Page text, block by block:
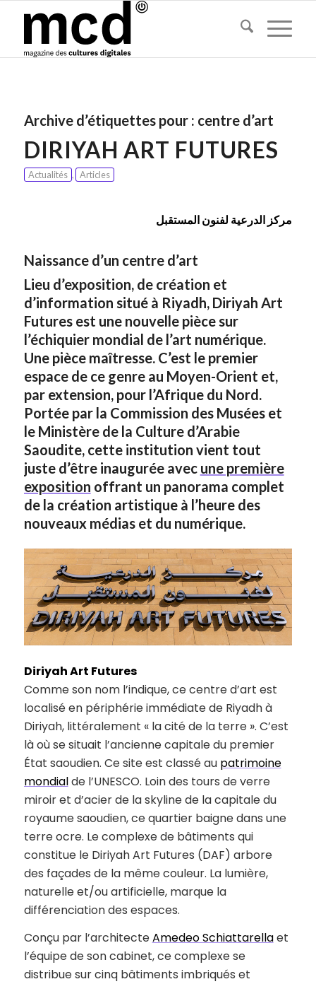
Archive d’étiquettes pour : centre d’art
DIRIYAH ART FUTURES
Actualités , Articles
مركز الدرعية لفنون المستقبل
Naissance d’un centre d’art
Lieu d’exposition, de création et
d’information situé à Riyadh, Diriyah Art
Futures est une nouvelle pièce sur
l’échiquier mondial de l’art numérique.
Une pièce maîtresse. C’est le premier
espace de ce genre au Moyen-Orient et,
par extension, pour l’Afrique du Nord.
Portée par la Commission des Musées et
le Ministère de la Culture d’Arabie
Saoudite, cette institution vient tout
juste d’être inaugurée avec une première
exposition offrant un panorama complet
de la création artistique à l’heure des
nouveaux médias et du numérique.
Diriyah Art Futures
Comme son nom l’indique, ce centre d’art est
localisé en périphérie immédiate de Riyadh à
Diriyah, littéralement « la cité de la terre ». C’est
là où se situait l’ancienne capitale du premier
État saoudien. Ce site est classé au patrimoine
mondialde l’UNESCO. Loin des tours de verre
miroir et d’acier de la skyline de la capitale du
royaume saoudien, ce quartier baigne dans une
terre ocre. Le complexe de bâtiments qui
constitue le Diriyah Art Futures (DAF) arbore
des façades de la même couleur. La lumière,
naturelle et/ou artificielle, marque la
différenciation des espaces.
Conçu par l’architecteAmedeo Schiattarellaet
l’équipe de son cabinet, ce complexe se
distribue sur cinq bâtiments imbriqués et